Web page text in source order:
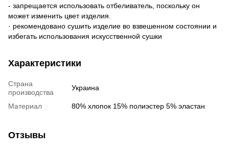
- запрещается использовать отбеливатель, поскольку он
может изменить цвет изделия.
· рекомендовано сушить изделие во взвешенном состоянии и
избегать использования искусственной сушки
Характеристики
Страна
производства
Украина
Материал 80% хлопок 15% полиэстер 5% эластан
Отзывы